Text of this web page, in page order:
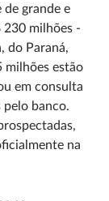
de grande e
230 milhões -
do Paraná,
milhões estão
em consulta
banco.
na